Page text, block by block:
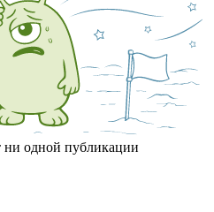
ни одной публикации